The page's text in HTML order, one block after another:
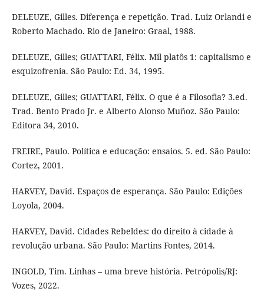
DELEUZE, Gilles. Diferença e repetição. Trad. Luiz Orlandi e
Roberto Machado. Rio de Janeiro: Graal, 1988.
DELEUZE, Gilles; GUATTARI, Félix. Mil platôs 1: capitalismo e
esquizofrenia. São Paulo: Ed. 34, 1995.
DELEUZE, Gilles; GUATTARI, Félix. O que é a Filosofia? 3.ed.
Trad. Bento Prado Jr. e Alberto Alonso Muñoz. São Paulo:
Editora 34, 2010.
FREIRE, Paulo. Política e educação: ensaios. 5. ed. São Paulo:
Cortez, 2001.
HARVEY, David. Espaços de esperança. São Paulo: Edições
Loyola, 2004.
HARVEY, David. Cidades Rebeldes: do direito à cidade à
revolução urbana. São Paulo: Martins Fontes, 2014.
INGOLD, Tim. Linhas – uma breve história. Petrópolis/RJ:
Vozes, 2022.